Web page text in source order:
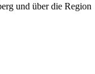
und über die Region